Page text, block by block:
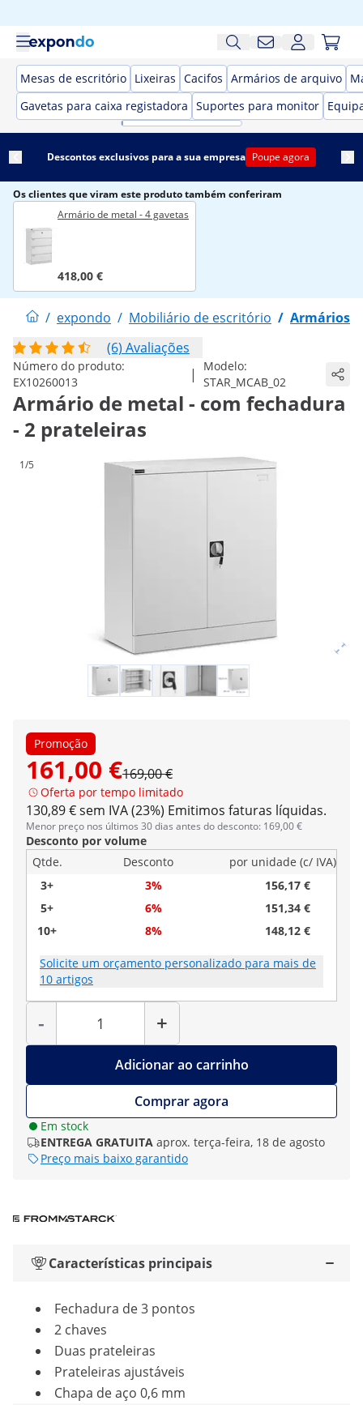
Mesas de escritório Lixeiras Cacifos Armários de arquivo
Gavetas para caixa registadora Suportes para monitor
Descontos exclusivos para a sua empresa Poupe agora
Os clientes que viram este produto também conferiram
Armário de metal - 4 gavetas
418,00 €
/ expondo / Mobiliário de escritório / Armários
(6) Avaliações
Número do produto:
EX10260013
|
Modelo:
STAR_MCAB_02
Armário de metal - com fechadura
- 2 prateleiras
1/5
Promoção
161,00 €169,00 €
Oferta por tempo limitado
130,89 € sem IVA (23%) Emitimos faturas líquidas.
Menor preço nos últimos 30 dias antes do desconto: 169,00 €
Desconto por volume
Qtde.
Desconto
por unidade (c/ IVA)
3+
3%
156,17 €
5+
6%
151,34 €
10+
8% 148,12 €
Solicite um orçamento personalizado para mais de
10 artigos
-
Quantidade
+
Adicionar ao carrinho
Comprar agora
Em stock
ENTREGA GRATUITA aprox. terça-feira, 18 de agosto
Preço mais baixo garantido
Características principais
Fechadura de 3 pontos
2 chaves
Duas prateleiras
Prateleiras ajustáveis
Chapa de aço 0,6 mm